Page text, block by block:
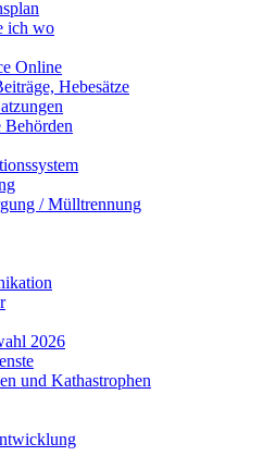
ich wo
Online
Hebesätze
/ Mülltrennung
2026
und Kathastrophen